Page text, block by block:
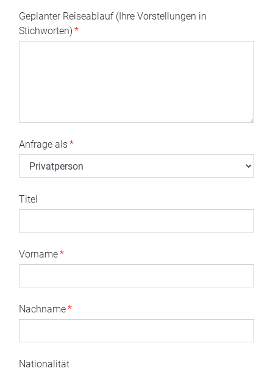
Geplanter Reiseablauf (Ihre Vorstellungen in
Stichworten) *
Anfrage als*
Titel
Vorname*
Nachname*
Nationalität